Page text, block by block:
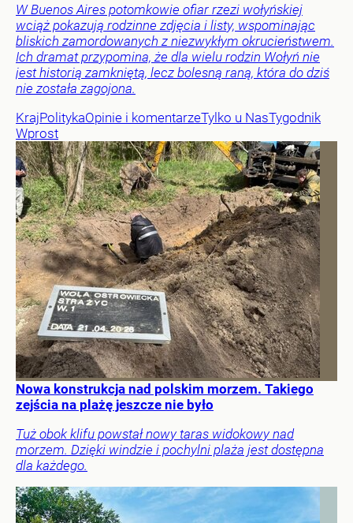
W Buenos Aires potomkowie ofiar rzezi wołyńskiej
wciąż pokazują rodzinne zdjęcia i listy, wspominając
bliskich zamordowanych z niezwykłym okrucieństwem.
Ich dramat przypomina, że dla wielu rodzin Wołyń nie
jest historią zamkniętą, lecz bolesną raną, która do dziś
nie została zagojona.
KrajPolitykaOpinie i komentarzeTylko u NasTygodnik
Wprost
Nowa konstrukcja nad polskim morzem. Takiego
zejścia na plażę jeszcze nie było
Tuż obok klifu powstał nowy taras widokowy nad
morzem. Dzięki windzie i pochylni plaża jest dostępna
dla każdego.